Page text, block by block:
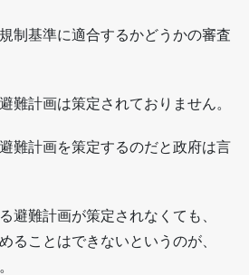
制基準に適合するかどうかの審査
難計画は策定されておりません。
難計画を策定するのだと政府は言
避難計画が策定されなくても、
ることはできないというのが、